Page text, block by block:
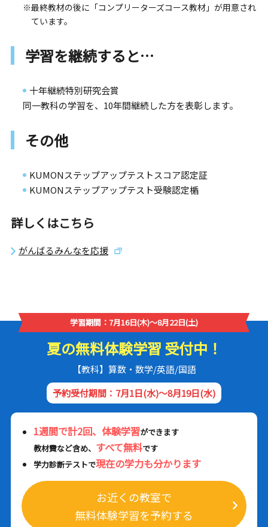
※最終教材の後に「コンプリーターズコース教材」が用意され
ています。
学習を継続すると…
十年継続特別研究会賞
同一教科の学習を、10年間継続した方を表彰します。
その他
KUMONステップアップテストスコア認定証
KUMONステップアップテスト受験認定楯
詳しくはこちら
がんばるみんなを応援
学習期間：7月16日(木)～8月22日(土)
夏の無料体験学習 受付中！
【教科】算数・数学/英語/国語
予約受付期間：7月1日(水)～8月19日(水)
1週間で計2回、体験学習ができます
教材費など含め、 すべて無料です
学力診断テストで現在の学力も分かります
お近くの教室で
無料体験学習を予約する